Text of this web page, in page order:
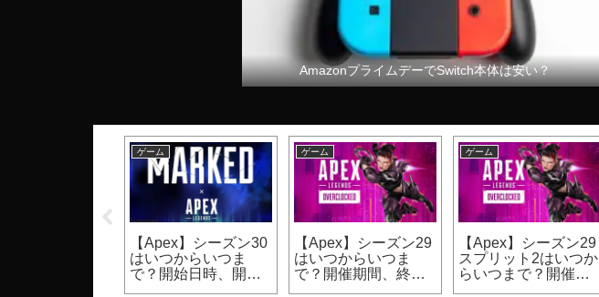
AmazonプライムデーでSwitch本体は安い？
ゲーム
【Apex】シーズン30
はいつからいつま
で？開始日時、開催
ゲーム
【Apex】シーズン29
はいつからいつま
で？開催期間、終了
ゲーム
【Apex】シーズン29
スプリット2はいつか
らいつまで？開催期